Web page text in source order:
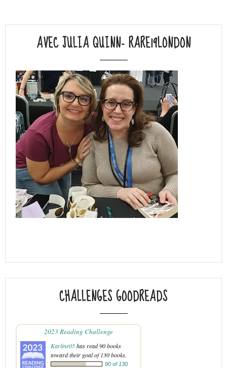
AVEC JULIA QUINN- RARE19LONDON
CHALLENGES GOODREADS
2023 Reading Challenge
Karline05has read 90 books
toward their goal of 130 books.
90 of 130